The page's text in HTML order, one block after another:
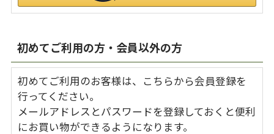
初めてご利用の方・会員以外の方
初めてご利用のお客様は、こちらから会員登録を
行ってください。
メールアドレスとパスワードを登録しておくと便利
にお買い物ができるようになります。